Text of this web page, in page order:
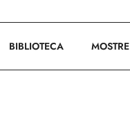
BIBLIOTECA MOSTRE